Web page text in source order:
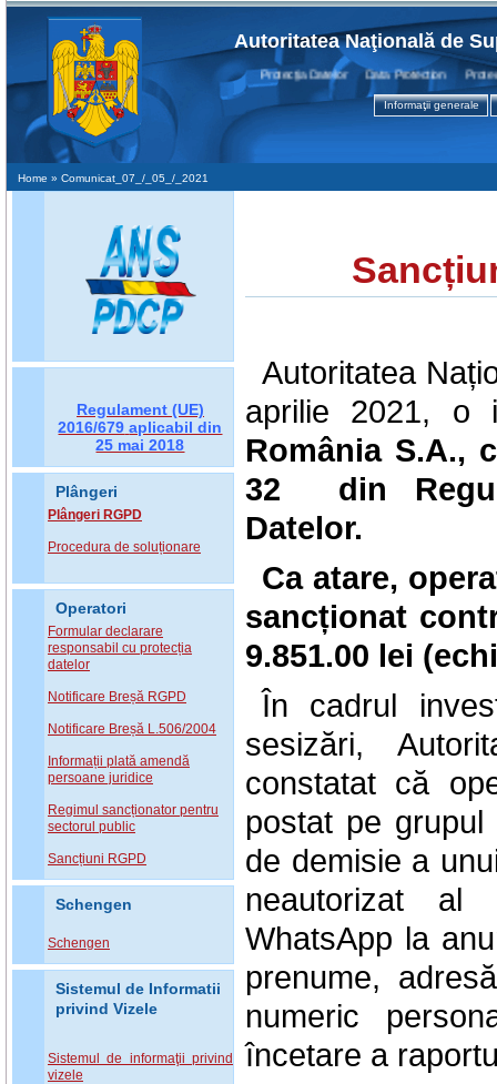
Autoritatea Naţională de
Protecţia Datelor Data Protection
Informaţii generale
Home » Comunicat_07_/_05_/_2021
Regulament (UE)
2016/679 aplicabil din
25 mai 2018
Plângeri
Plângeri RGPD
Procedura de soluționare
Operatori
Formular declarare
responsabil cu protecția
datelor
Notificare Breșă RGPD
Notificare Breșă L.506/2004
Informații plată amendă
persoane juridice
Regimul sancționator pentru
sectorul public
Sancțiuni RGPD
Schengen
Schengen
Sistemul de Informatii
privind Vizele
Sistemul de informaţii privind
vizele
Autoritatea
aprilie 2021, o
România S.A.,
32 din
Datelor.
Ca atare,
sancționat
9.851.00 lei
În cadrul
sesizări,
constatat că
postat pe
de demisie a
neautorizat al
WhatsApp la
prenume,
numeric
încetare a